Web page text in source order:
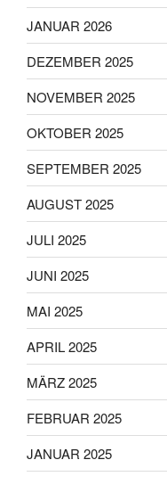
JANUAR 2026
DEZEMBER 2025
NOVEMBER 2025
OKTOBER 2025
SEPTEMBER 2025
AUGUST 2025
JULI 2025
JUNI 2025
MAI 2025
APRIL 2025
MÄRZ 2025
FEBRUAR 2025
JANUAR 2025